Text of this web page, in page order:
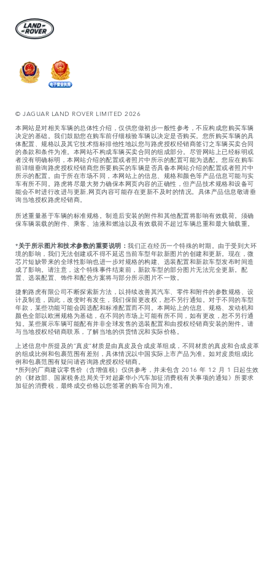
© JAGUAR LAND ROVER LIMITED 2026
本网站是对相关车辆的总体性介绍，仅供您做初步一般性参考，不应构成您购买车辆
决定的基础。我们鼓励您在购车前仔细核验车辆以决定是否购买。您所购买车辆的具
体配置、规格以及其它技术指标排他性地以您与路虎授权经销商签订之车辆买卖合同
的条款和条件为准。本网站不构成车辆买卖合同的组成部分。尽管网站上已经标明或
者没有明确标明，本网站介绍的配置或者照片中所示的配置可能为选配。您应在购车
前详细垂询路虎授权经销商您所要购买的车辆是否具备本网站介绍的配置或者照片中
所示的配置。由于所在市场不同，本网站上的信息、规格和颜色等产品信息可能与实
车有所不同。路虎将尽最大努力确保本网页内容的正确性，但产品技术规格和设备可
能会不时进行改进与更新,网页内容可能存在更新不及时的情况。具体产品信息敬请垂
询当地授权路虎经销商。
所述重量基于车辆的标准规格。制造后安装的附件和其他配置将影响有效载荷。须确
保车辆装载的附件、乘客、油液和燃油以及有效载荷不超过车辆总重和最大轴载重。
*关于所示图片和技术参数的重要说明： 我们正在经历一个特殊的时期。由于受到大环
境的影响，我们无法创建或不得不延迟当前车型年款新图片的创建和更新。现在，微
芯片短缺带来的全球性影响也进一步对规格的构建、选装配置和新款车型发布时间造
成了影响。请注意，这个特殊事件结束前，新款车型的部分图片无法完全更新。配
置、选装配置、饰件和配色方案将与部分所示图片不一致。
捷豹路虎有限公司不断探索新方法，以持续改善其汽车、零件和附件的参数规格、设
计及制造，因此，改变时有发生，我们保留更改权，恕不另行通知。对于不同的车型
年款，某些功能可能会因选配和标准配置而不同。本网站上的信息、规格、发动机和
颜色全部以欧洲规格为基础，在不同的市场上可能有所不同，如有更改，恕不另行通
知。某些展示车辆可能配有并非全球发售的选装配置和由授权经销商安装的附件。请
与当地授权经销商联系，了解当地的供货情况和实际价格。
上述信息中所提及的“真皮”材质是由真皮及合成皮革组成，不同材质的真皮和合成皮革
的组成比例和包裹范围有差别，具体情况以中国实际上市产品为准。如对皮质组成比
例和包裹范围有疑问请咨询路虎授权经销商。
*所列的厂商建议零售价（含增值税）仅供参考，并未包含 2016 年 12 月 1 日起生效
的《财政部、国家税务总局关于对超豪华小汽车加征消费税有关事项的通知》所要求
加征的消费税，最终成交价格以您签署的购车合同为准。